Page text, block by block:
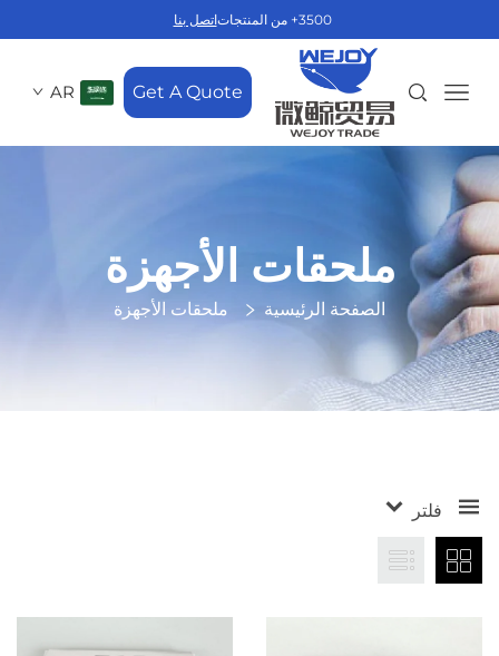
3500+ من المنتجات اتصل بنا
Get A Quote
AR
ملحقات الأجهزة
الصفحة الرئيسية ملحقات الأجهزة
فلتر